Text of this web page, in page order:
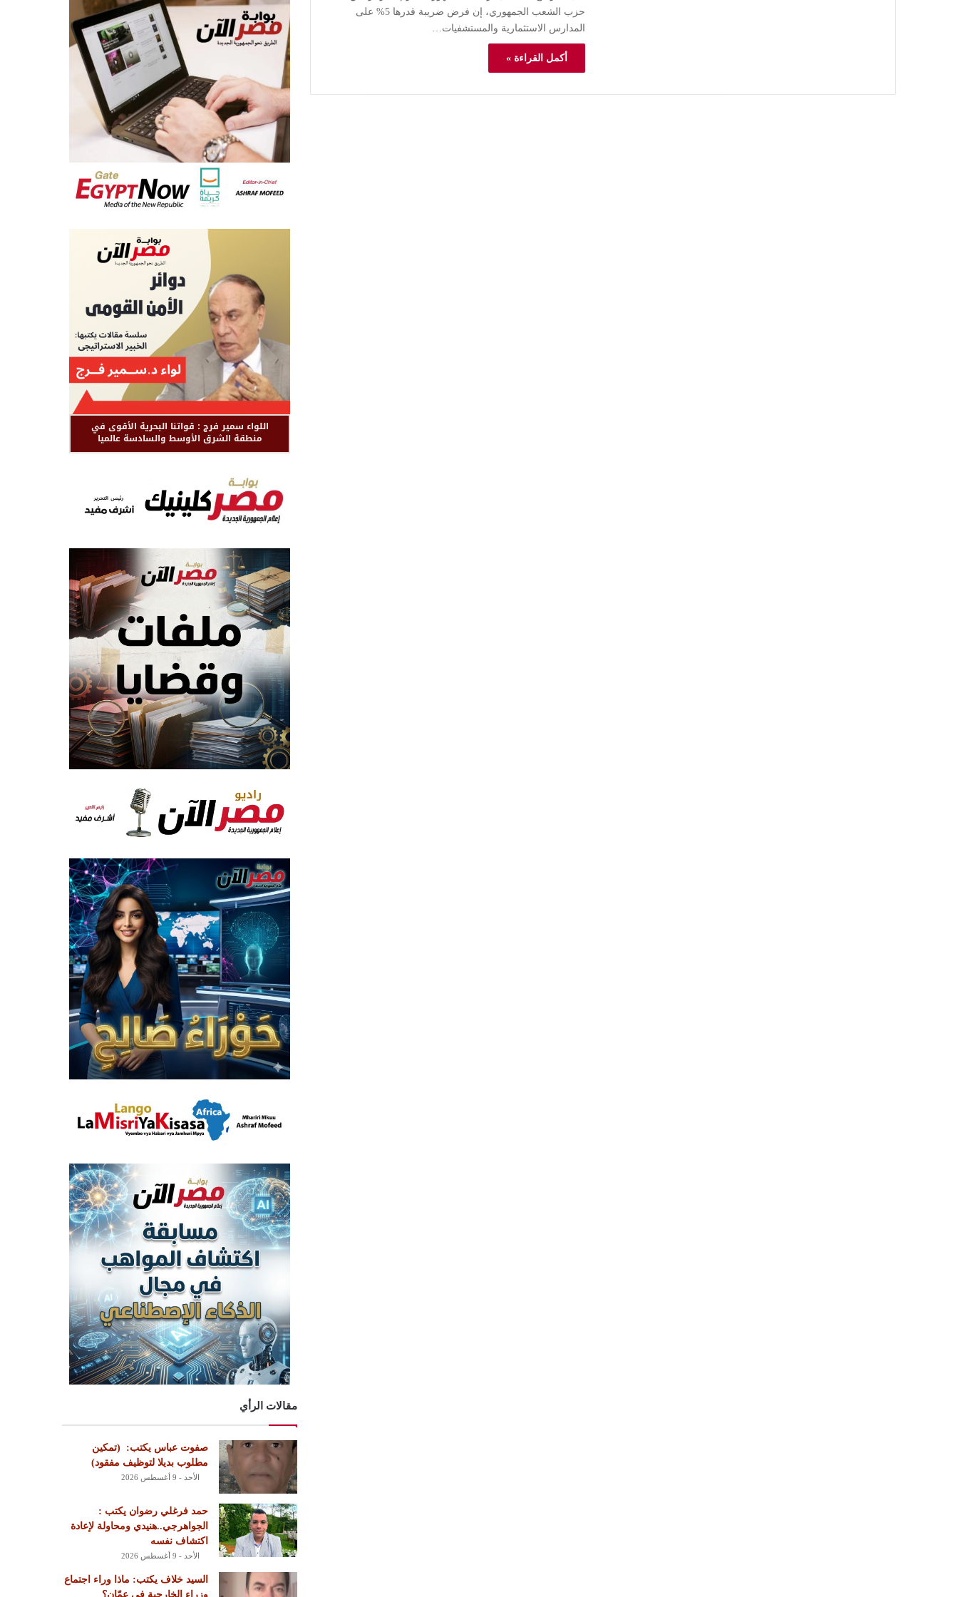
حزب الشعب الجمهوري، إن فرض ضريبة قدرها 5% على
المدارس الاستثمارية والمستشفيات…
أكمل القراءة »
اللواء سمير فرج : قواتنا البحرية الأقوى في
منطقة الشرق الأوسط والسادسة عالميا
مقالات الرأي
‏صفوت عباس يكتب: ‏ ‏(تمكين
مطلوب بديلا لتوظيف مفقود)
الأحد - 9 أغسطس 2026
حمد فرغلي رضوان يكتب :
الجواهرجي..هنيدي ومحاولة لإعادة
اكتشاف نفسه
الأحد - 9 أغسطس 2026
السيد خلاف يكتب: ماذا وراء اجتماع
وزراء الخارجية في عمّان؟